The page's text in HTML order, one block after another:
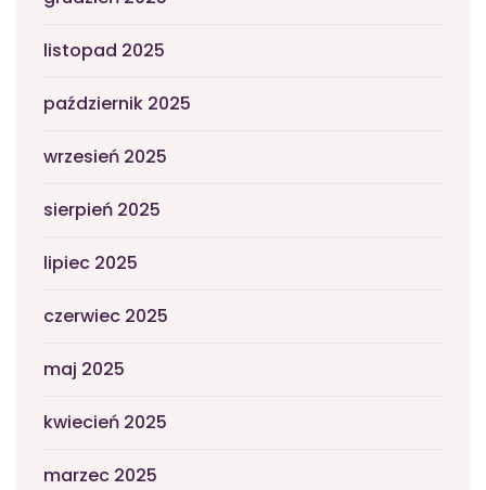
listopad 2025
październik 2025
wrzesień 2025
sierpień 2025
lipiec 2025
czerwiec 2025
maj 2025
kwiecień 2025
marzec 2025